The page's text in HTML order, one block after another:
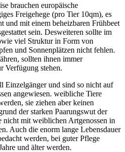
brauchen europäische
Freigehege (pro Tier 10qm), es
und mit einem beheizbaren Frühbeet
sein. Desweiteren sollte im
viel Struktur in Form von
und Sonnenplätzen nicht fehlen.
sollten ihnen immer
Verfügung stehen.
Einzelgänger und sind so nicht auf
angewiesen. weibliche Tiere
sie ziehen aber keinen
der starken Paarungswut der
nicht mit weiblichen Artgenossen in
Auch die enorm lange Lebensdauer
werden, bei guter Pflege
und älter werden.